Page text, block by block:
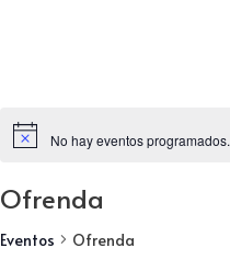
No hay eventos programados.
Ofrenda
Eventos Ofrenda